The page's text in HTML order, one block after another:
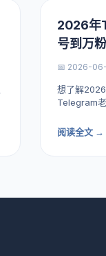
2026年
号到万
📅 2026-
想了解
Telegram
阅读全文 →